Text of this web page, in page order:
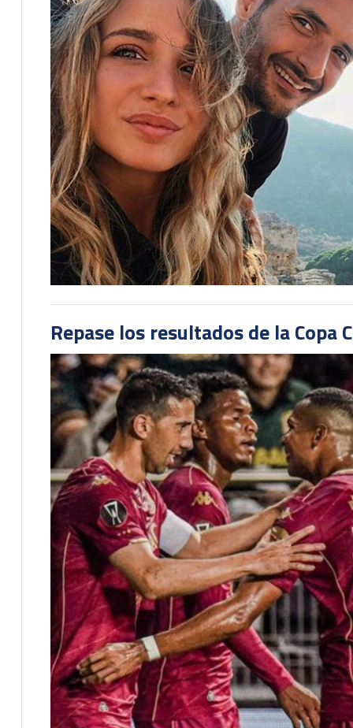
Repase los resultados de la Copa